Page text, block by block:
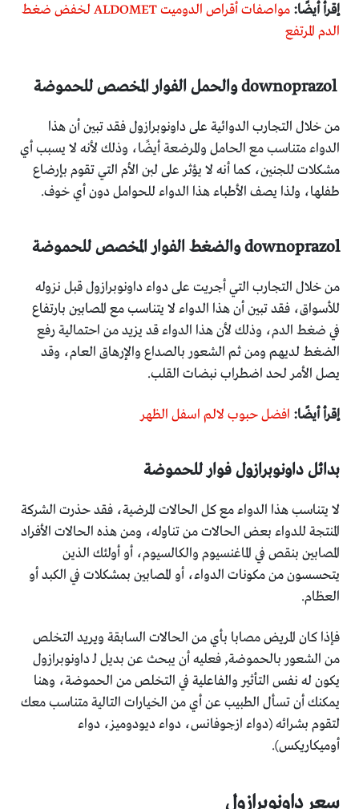
إقرأ أيضًا:
مواصفات أقراص الدوميت ALDOMET لخفض ضغط
الدم المرتفع
downoprazol والحمل الفوار المخصص للحموضة
من خلال التجارب الدوائية على داونوبرازول فقد تبين أن هذا
الدواء متناسب مع الحامل والمرضعة أيضًا، وذلك لأنه لا يسبب أي
مشكلات للجنين، كما أنه لا يؤثر على لبن الأم التي تقوم بإرضاع
طفلها، ولذا يصف الأطباء هذا الدواء للحوامل دون أي خوف.
downoprazol والضغط الفوار المخصص للحموضة
من خلال التجارب التي أجريت على دواء داونوبرازول قبل نزوله
للأسواق، فقد تبين أن هذا الدواء لا يتناسب مع المصابين بارتفاع
في ضغط الدم، وذلك لأن هذا الدواء قد يزيد من احتمالية رفع
الضغط لديهم ومن ثم الشعور بالصداع والإرهاق العام، وقد
يصل الأمر لحد اضطراب نبضات القلب.
إقرأ أيضًا: افضل حبوب لالم اسفل الظهر
بدائل داونوبرازول فوار للحموضة
لا يتناسب هذا الدواء مع كل الحالات المرضية، فقد حذرت الشركة
المنتجة للدواء بعض الحالات من تناوله، ومن هذه الحالات الأفراد
المصابين بنقص في الماغنسيوم والكالسيوم، أو أولئك الذين
يتحسسون من مكونات الدواء، أو المصابين بمشكلات في الكبد أو
العظام.
فإذا كان المريض مصابا بأي من الحالات السابقة ويريد التخلص
من الشعور بالحموضة, فعليه أن يبحث عن بديل لـ داونوبرازول
يكون له نفس التأثير والفاعلية في التخلص من الحموضة، وهنا
يمكنك أن تسأل الطبيب عن أي من الخيارات التالية متناسب معك
لتقوم بشرائه (دواء ازجوفانس، دواء ديودوميز، دواء
أوميكاريكس).
سعر داونوبرازول